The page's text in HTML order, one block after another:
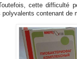
cette difficulté
contenant de